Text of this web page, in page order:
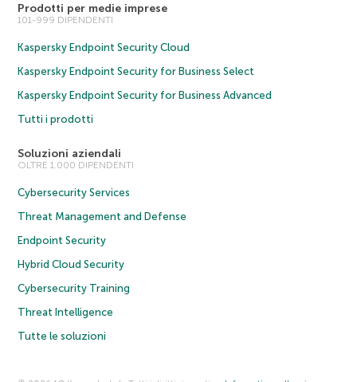
Prodotti per medie imprese
101-999 DIPENDENTI
Kaspersky Endpoint Security Cloud
Kaspersky Endpoint Security for Business Select
Kaspersky Endpoint Security for Business Advanced
Tutti i prodotti
Soluzioni aziendali
OLTRE 1.000 DIPENDENTI
Cybersecurity Services
Threat Management and Defense
Endpoint Security
Hybrid Cloud Security
Cybersecurity Training
Threat Intelligence
Tutte le soluzioni